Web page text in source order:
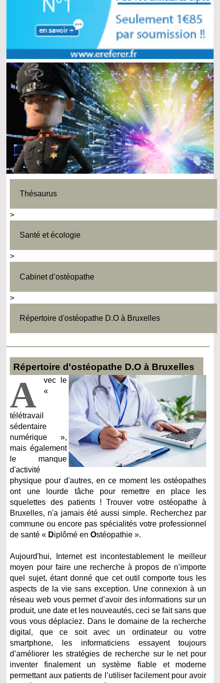
Thésaurus
>
Santé et écologie
>
Cabinet d’ostéopathe
>
Répertoire d'ostéopathe D.O à Bruxelles
Répertoire d'ostéopathe D.O à Bruxelles
A
vec le
«
télétravail
sédentaire
numérique »,
mais également
le manque
d'activité
physique pour d'autres, en ce moment les ostéopathes
ont une lourde tâche pour remettre en place les
squelettes des patients ! Trouver votre ostéopathe à
Bruxelles, n'a jamais été aussi simple. Recherchez par
commune ou encore pas spécialités votre professionnel
de santé « Diplômé enOstéopathie ».
Aujourd'hui, Internet est incontestablement le meilleur
moyen pour faire une recherche à propos de n’importe
quel sujet, étant donné que cet outil comporte tous les
aspects de la vie sans exception. Une connexion à un
réseau web vous permet d’avoir des informations sur un
produit, une date et les nouveautés, ceci se fait sans que
vous vous déplaciez. Dans le domaine de la recherche
digital, que ce soit avec un ordinateur ou votre
smartphone, les informaticiens essayent toujours
d’améliorer les stratégies de recherche sur le net pour
inventer finalement un système fiable et moderne
permettant aux patients de l’utiliser facilement pour avoir